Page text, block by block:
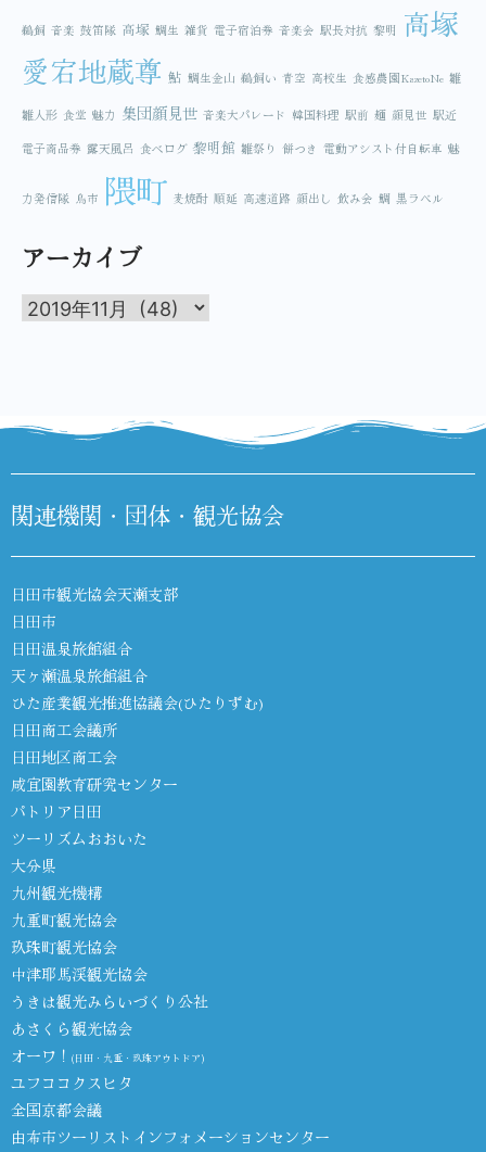
鵜飼 音楽 鼓笛隊 高塚 鯛生 雑貨 電子宿泊券 音楽会 駅長対抗 黎明 高塚
愛宕地蔵尊 鮎 鯛生金山 鵜飼い 青空 高校生 食感農園KazetoNe 雛
雛人形 食堂 魅力 集団顔見世 音楽大パレード 韓国料理 駅前 麺 顔見世 駅近
電子商品券 露天風呂 食べログ 黎明館 雛祭り 餅つき 電動アシスト付自転車 魅
力発信隊 鳥市 隈町 麦焼酎 順延 高速道路 顔出し 飲み会 鯛 黒ラベル
アーカイブ
関連機関・団体・観光協会
日田市観光協会天瀬支部
日田市
日田温泉旅館組合
天ヶ瀬温泉旅館組合
ひた産業観光推進協議会(ひたりずむ)
日田商工会議所
日田地区商工会
咸宜園教育研究センター
パトリア日田
ツーリズムおおいた
大分県
九州観光機構
九重町観光協会
玖珠町観光協会
中津耶馬渓観光協会
うきは観光みらいづくり公社
あさくら観光協会
オーワ！ (日田・九重・玖珠アウトドア)
ユフココクスヒタ
全国京都会議
由布市ツーリストインフォメーションセンター